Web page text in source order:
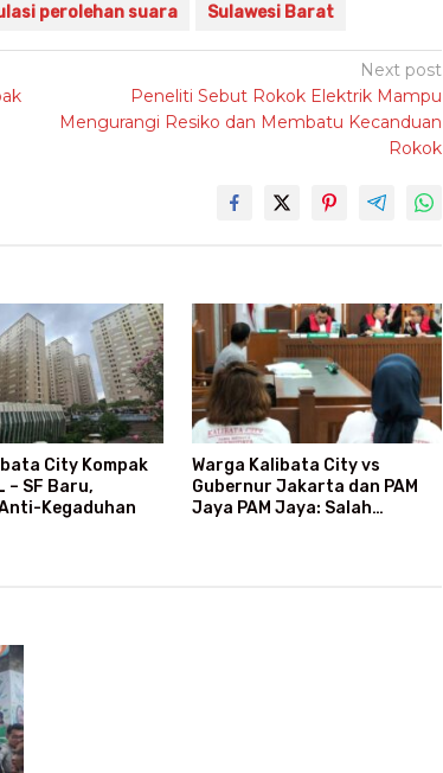
perolehan suara Sulawesi Barat
Next post
Peneliti Sebut Rokok Elektrik Mampu
Mengurangi Resiko dan Membatu Kecanduan
Rokok
City Kompak
– SF Baru,
Kegaduhan
Warga Kalibata City vs
Gubernur Jakarta dan PAM
Jaya PAM Jaya: Salah